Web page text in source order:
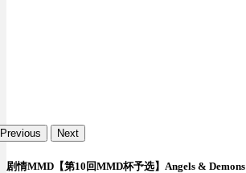
Previous Next
剧情MMD【第10回MMD杯予选】Angels & Demons